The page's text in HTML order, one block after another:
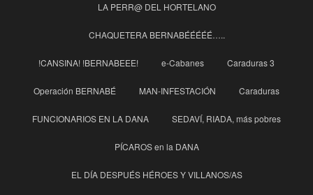
LA PERR@ DEL HORTELANO
CHAQUETERA BERNABÉÉÉÉÉ…..
!CANSINA! !BERNABEEE! e-Cabanes Caraduras 3
Operación BERNABÉ MAN-INFESTACIÓN Caraduras
FUNCIONARIOS EN LA DANA SEDAVÍ, RIADA, más pobres
PÍCAROS en la DANA
EL DÍA DESPUÉS HÉROES Y VILLANOS/AS